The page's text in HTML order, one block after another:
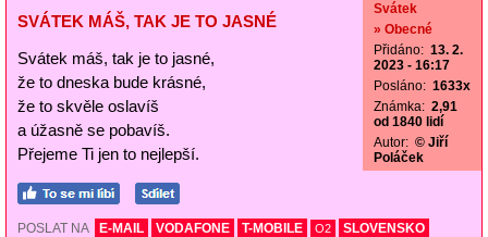
SVÁTEK MÁŠ, TAK JE TO JASNÉ
Svátek máš, tak je to jasné,
že to dneska bude krásné,
že to skvěle oslavíš
a úžasně se pobavíš.
Přejeme Ti jen to nejlepší.
Svátek
» Obecné
Přidáno: 13. 2.
2023 - 16:17
Posláno: 1633x
Známka: 2,91
od 1840 lidí
Autor: © Jiří
Poláček
POSLAT NA E-MAIL VODAFONE T-MOBILE O2
SLOVENSKO